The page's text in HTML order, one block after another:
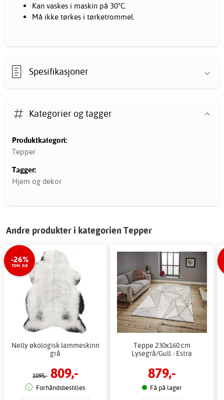
Kan vaskes i maskin på 30°C.
Må ikke tørkes i tørketrommel.
Spesifikasjoner
Kategorier og tagger
Produktkategori:
Tepper
Tagger:
Hjem og dekor
Andre produkter i kategorien Tepper
-26%
TOM. 9/8
Nelly økologisk lammeskinn
grå
1095,- 809,-
Forhåndsbestilles
Teppe 230x160 cm
Lysegrå/Gull - Estra
879,-
Få på lager